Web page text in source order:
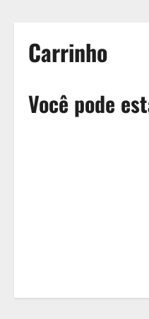
Carrinho
Você pode